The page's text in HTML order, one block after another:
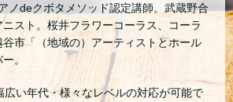
ノdeクボタメソッド認定講師。武蔵野合
スト。桜井フラワーコーラス、コーラ
谷市「（地域の）アーティストとホール
。
広い年代・様々なレベルの対応が可能で